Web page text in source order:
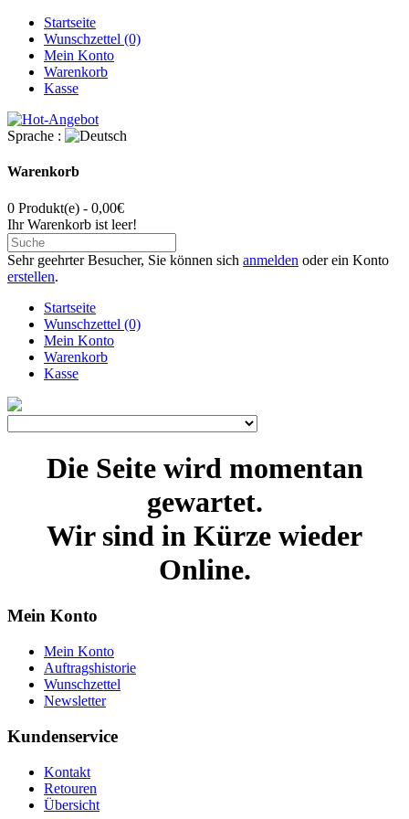
Startseite
Wunschzettel (0)
Mein Konto
Warenkorb
Kasse
Sprache :
Warenkorb
0 Produkt(e) - 0,00€
Ihr Warenkorb ist leer!
Sehr geehrter Besucher, Sie können sich anmelden oder ein Konto
erstellen.
Startseite
Wunschzettel (0)
Mein Konto
Warenkorb
Kasse
Die Seite wird momentan
gewartet.
Wir sind in Kürze wieder
Online.
Mein Konto
Mein Konto
Auftragshistorie
Wunschzettel
Newsletter
Kundenservice
Kontakt
Retouren
Übersicht